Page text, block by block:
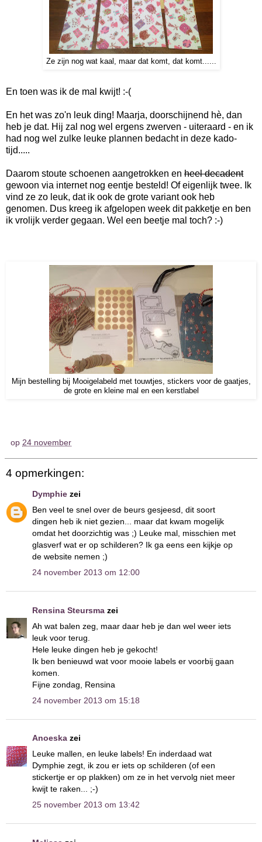
Ze zijn nog wat kaal, maar dat komt, dat komt......
En toen was ik de mal kwijt! :-(
En het was zo'n leuk ding! Maarja, doorschijnend hè, dan
heb je dat. Hij zal nog wel ergens zwerven - uiteraard - en ik
had nog wel zulke leuke plannen bedacht in deze kado-
tijd.....
Daarom stoute schoenen aangetrokken en heel decadent
gewoon via internet nog eentje besteld! Of eigenlijk twee. Ik
vind ze zo leuk, dat ik ook de grote variant ook heb
genomen. Dus kreeg ik afgelopen week dit pakketje en ben
ik vrolijk verder gegaan. Wel een beetje mal toch? :-)
Mijn bestelling bij Mooigelabeld met touwtjes, stickers voor de gaatjes,
de grote en kleine mal en een kerstlabel
op 24 november
4 opmerkingen:
Dymphie zei
Ben veel te snel over de beurs gesjeesd, dit soort
dingen heb ik niet gezien... maar dat kwam mogelijk
omdat het doorzichtig was ;) Leuke mal, misschien met
glasverf wat er op schilderen? Ik ga eens een kijkje op
de website nemen ;)
24 november 2013 om 12:00
Rensina Steursma zei
Ah wat balen zeg, maar daar heb je dan wel weer iets
leuk voor terug.
Hele leuke dingen heb je gekocht!
Ik ben benieuwd wat voor mooie labels er voorbij gaan
komen.
Fijne zondag, Rensina
24 november 2013 om 15:18
Anoeska zei
Leuke mallen, en leuke labels! En inderdaad wat
Dymphie zegt, ik zou er iets op schilderen (of een
stickertje er op plakken) om ze in het vervolg niet meer
kwijt te raken... ;-)
25 november 2013 om 13:42